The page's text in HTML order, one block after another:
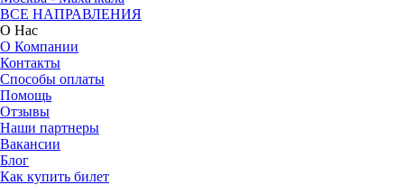
ВСЕ НАПРАВЛЕНИЯ
О Нас
О Компании
Контакты
Способы оплаты
Помощь
Отзывы
Наши партнеры
Вакансии
Блог
Как купить билет